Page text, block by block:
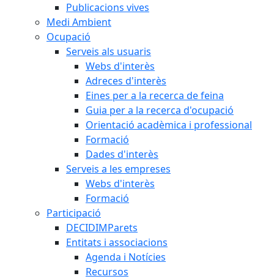
Publicacions vives
Medi Ambient
Ocupació
Serveis als usuaris
Webs d'interès
Adreces d'interès
Eines per a la recerca de feina
Guia per a la recerca d'ocupació
Orientació acadèmica i professional
Formació
Dades d'interès
Serveis a les empreses
Webs d'interès
Formació
Participació
DECIDIMParets
Entitats i associacions
Agenda i Notícies
Recursos